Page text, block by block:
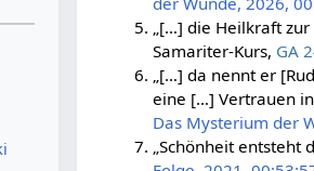
„[…] die Heilkraft
Samariter-Kurs, GA
„[…] da nennt er
eine […] Vertrauen
Das Mysterium der
„Schönheit entsteht